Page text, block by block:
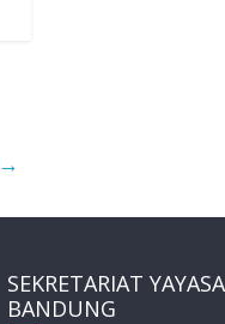
→
SEKRETARIAT
BANDUNG